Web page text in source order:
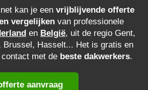
kan je een vrijblijvende offerte
vergelijken van professionele
en België, uit de regio Gent,
Brussel, Hasselt... Het is gratis en
met de beste dakwerkers.
aanvraag